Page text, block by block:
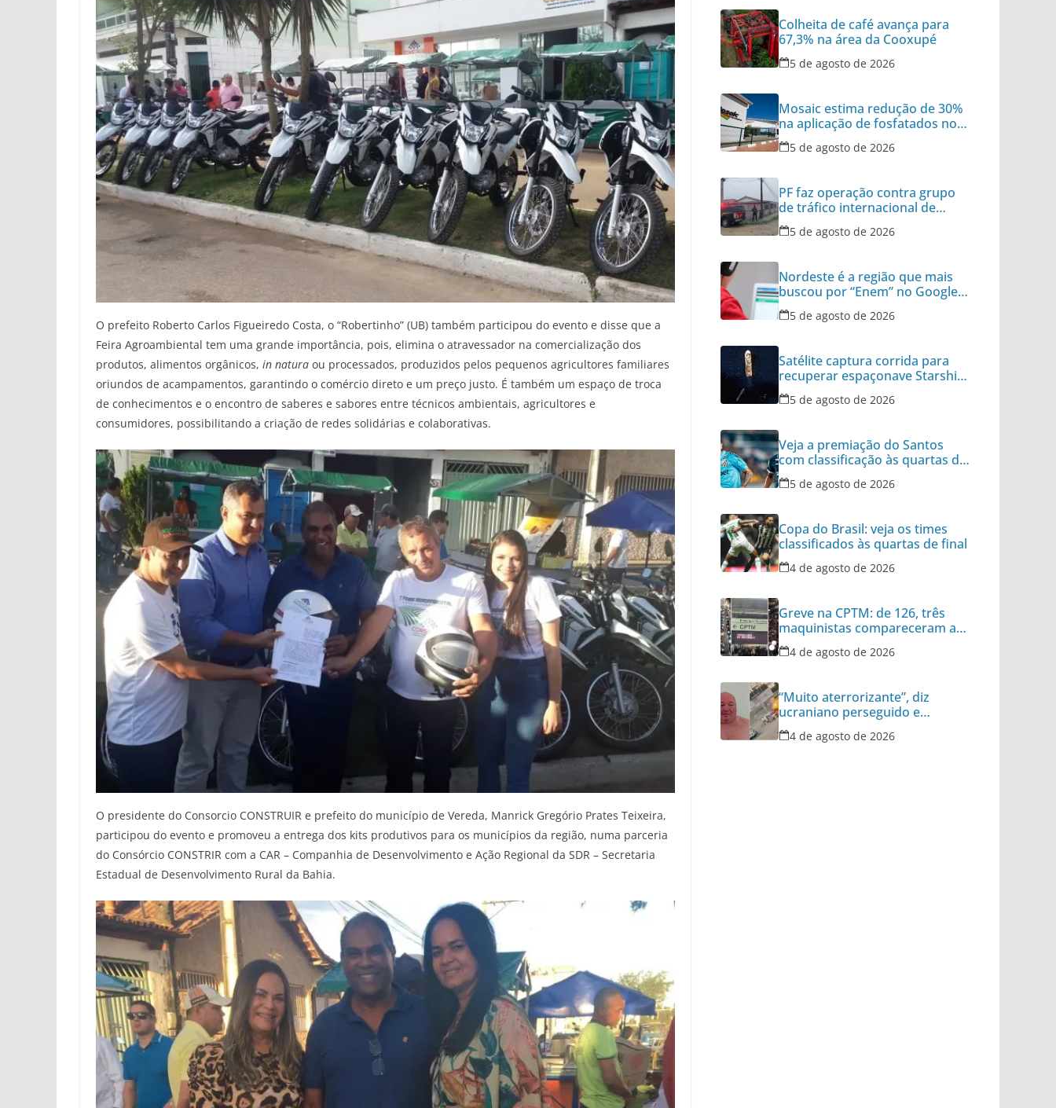
O prefeito Roberto Carlos Figueiredo Costa, o “Robertinho” (UB) também participou do evento e disse que a
Feira Agroambiental tem uma grande importância, pois, elimina o atravessador na comercialização dos
produtos, alimentos orgânicos, in natura ou processados, produzidos pelos pequenos agricultores familiares
oriundos de acampamentos, garantindo o comércio direto e um preço justo. É também um espaço de troca
de conhecimentos e o encontro de saberes e sabores entre técnicos ambientais, agricultores e
consumidores, possibilitando a criação de redes solidárias e colaborativas.
O presidente do Consorcio CONSTRUIR e prefeito do município de Vereda, Manrick Gregório Prates Teixeira,
participou do evento e promoveu a entrega dos kits produtivos para os municípios da região, numa parceria
do Consórcio CONSTRIR com a CAR – Companhia de Desenvolvimento e Ação Regional da SDR – Secretaria
Estadual de Desenvolvimento Rural da Bahia.
Colheita de café avança para
67,3% na área da Cooxupé
5 de agosto de 2026
Mosaic estima redução de 30%
na aplicação de fosfatados no
Brasil
5 de agosto de 2026
PF faz operação contra grupo
de tráfico internacional de
armas
5 de agosto de 2026
Nordeste é a região que mais
buscou por “Enem” no Google
no último ano
5 de agosto de 2026
Satélite captura corrida para
recuperar espaçonave Starship
no Oceano
5 de agosto de 2026
Veja a premiação do Santos
com classificação às quartas da
Copa do Brasil
5 de agosto de 2026
Copa do Brasil: veja os times
classificados às quartas de final
4 de agosto de 2026
Greve na CPTM: de 126, três
maquinistas compareceram ao
serviço nesta terça
4 de agosto de 2026
“Muito aterrorizante”, diz
ucraniano perseguido e
atacado por drone
4 de agosto de 2026